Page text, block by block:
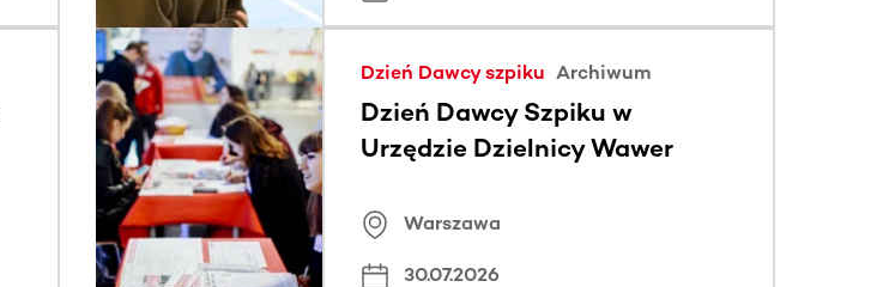
Dzień Dawcy szpiku Archiwum
Dzień Dawcy Szpiku w
Urzędzie Dzielnicy Wawer
Warszawa
30.07.2026